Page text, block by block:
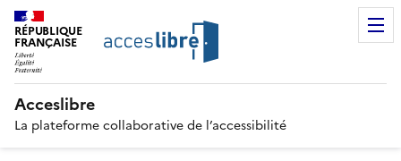
RÉPUBLIQUE
FRANÇAISE
Acceslibre
La plateforme collaborative de l’accessibilité